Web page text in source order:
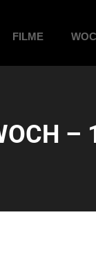
FILME
–